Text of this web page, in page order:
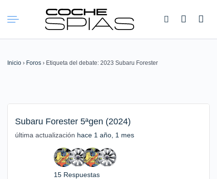
Buscar:
Inicio › Foros › Etiqueta del debate: 2023 Subaru Forester
Subaru Forester 5ªgen (2024)
última actualización hace 1 año, 1 mes
15 Respuestas